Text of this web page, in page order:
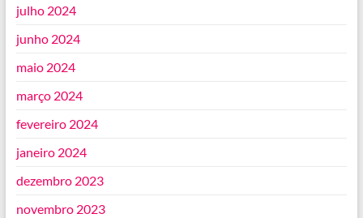
julho 2024
junho 2024
maio 2024
março 2024
fevereiro 2024
janeiro 2024
dezembro 2023
novembro 2023